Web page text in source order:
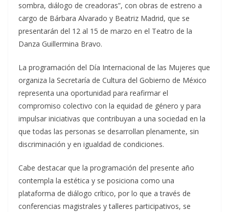
sombra, diálogo de creadoras”, con obras de estreno a
cargo de Bárbara Alvarado y Beatriz Madrid, que se
presentarán del 12 al 15 de marzo en el Teatro de la
Danza Guillermina Bravo.
La programación del Día Internacional de las Mujeres que
organiza la Secretaría de Cultura del Gobierno de México
representa una oportunidad para reafirmar el
compromiso colectivo con la equidad de género y para
impulsar iniciativas que contribuyan a una sociedad en la
que todas las personas se desarrollan plenamente, sin
discriminación y en igualdad de condiciones.
Cabe destacar que la programación del presente año
contempla la estética y se posiciona como una
plataforma de diálogo crítico, por lo que a través de
conferencias magistrales y talleres participativos, se